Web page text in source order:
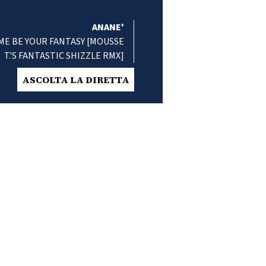
ANANE'
BE YOUR FANTASY [MOUSSE
T.'S FANTASTIC SHIZZLE RMX]
ASCOLTA LA DIRETTA